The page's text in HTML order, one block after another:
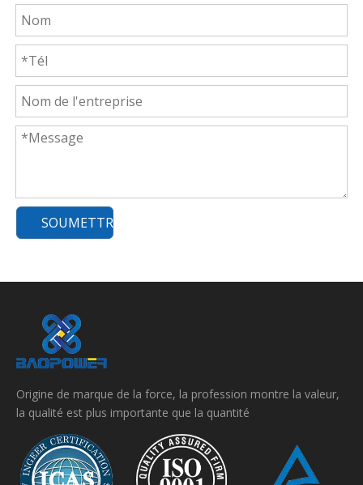
SOUMETTRE
Origine de marque de la force, la profession montre la valeur,
la qualité est plus importante que la quantité